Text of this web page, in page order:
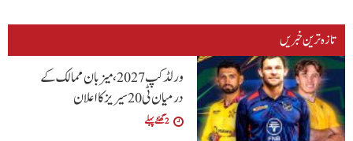
تازہ ترین خبریں
ورلڈ کپ 2027، میزبان ممالک کے
درمیان ٹی20 سیریز کا اعلان
2 گھنٹے پہلے